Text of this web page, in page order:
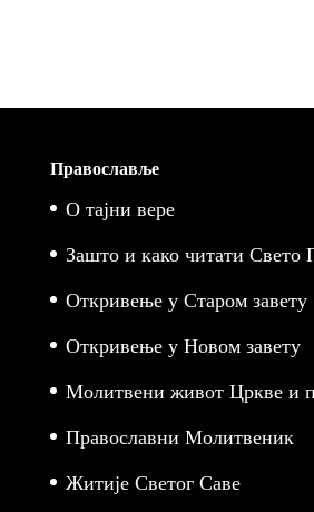
Православље
О тајни вере
Зашто и како читати Свето
Откривење у Старом завету
Откривење у Новом завету
Молитвени живот Цркве и
Православни Молитвеник
Житије Светог Саве